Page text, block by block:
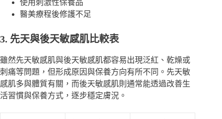
使用刺激性保養品
醫美療程後修護不足
3. 先天與後天敏感肌比較表
雖然先天敏感肌與後天敏感肌都容易出現泛紅、乾燥或
刺痛等問題，但形成原因與保養方向有所不同。先天敏
感肌多與體質有關，而後天敏感肌則通常能透過改善生
活習慣與保養方式，逐步穩定膚況。